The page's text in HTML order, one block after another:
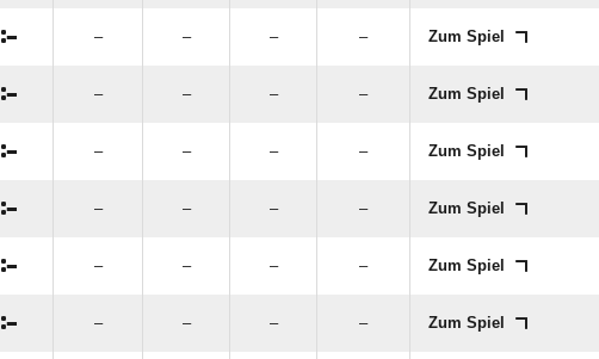
: – – – – Zum Spiel
: – – – – Zum Spiel
: – – – – Zum Spiel
: – – – – Zum Spiel
: – – – – Zum Spiel
: – – – – Zum Spiel